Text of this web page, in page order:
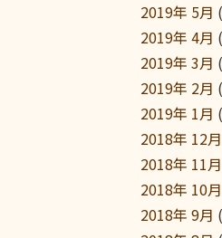
2019年 5月
2019年 4月
2019年 3月
2019年 2月
2019年 1月
2018年 12月
2018年 11月
2018年 10月
2018年 9月